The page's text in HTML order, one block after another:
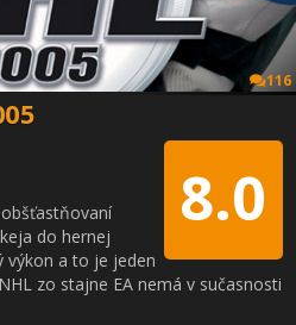
116
8.0
do hernej
výkon a to je jeden
zo stajne EA nemá v sučasnosti